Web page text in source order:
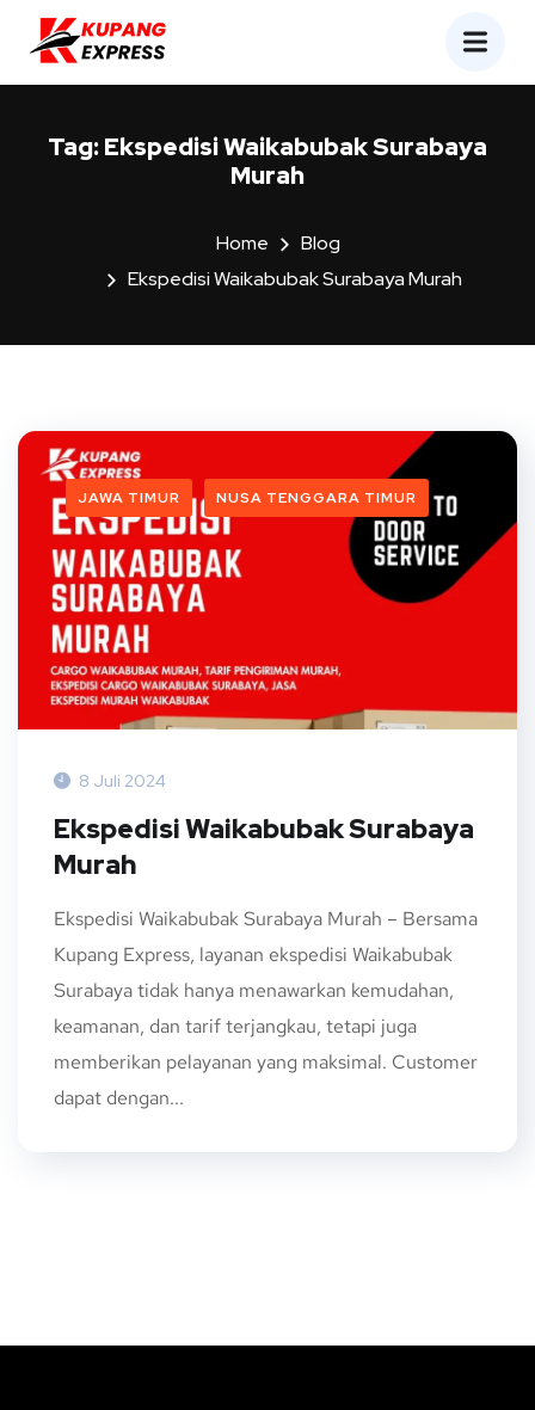
Tag: Ekspedisi Waikabubak Surabaya
Murah
Home
Blog
Ekspedisi Waikabubak Surabaya Murah
JAWA TIMUR NUSA TENGGARA TIMUR
8 Juli 2024
Ekspedisi Waikabubak Surabaya
Murah
Ekspedisi Waikabubak Surabaya Murah – Bersama
Kupang Express, layanan ekspedisi Waikabubak
Surabaya tidak hanya menawarkan kemudahan,
keamanan, dan tarif terjangkau, tetapi juga
memberikan pelayanan yang maksimal. Customer
dapat dengan...